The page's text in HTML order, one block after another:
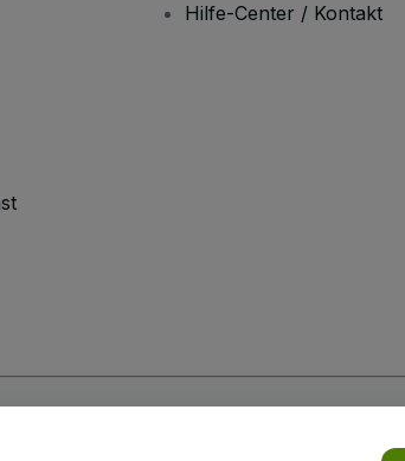
Hilfe-Center / Kontakt
Cookie-